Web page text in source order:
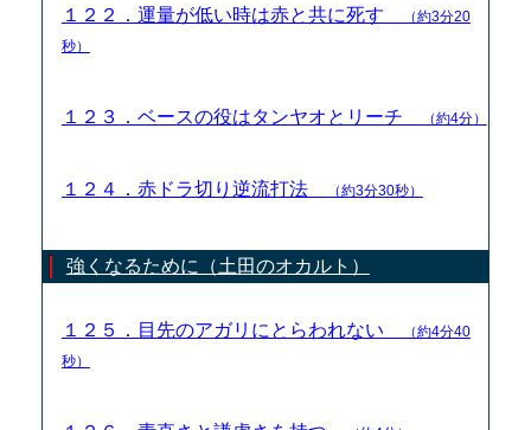
１２２．運量が低い時は赤と共に死す
（約3分20
秒）
１２３．ベースの役はタンヤオとリーチ （約4分）
１２４．赤ドラ切り逆流打法 （約3分30秒）
強くなるために（土田のオカルト）
１２５．目先のアガリにとらわれない
（約4分40
秒）